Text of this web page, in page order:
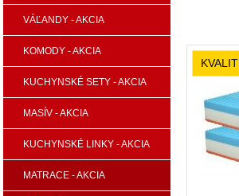
VÁĽANDY - AKCIA
KOMODY - AKCIA
KUCHYNSKÉ SETY - AKCIA
MASÍV - AKCIA
KUCHYNSKÉ LINKY - AKCIA
MATRACE - AKCIA